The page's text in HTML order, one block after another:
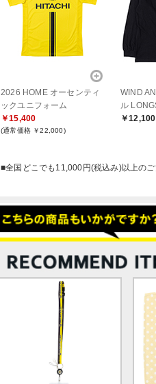
2026 HOME オーセンティ
ックユニフォーム
￥15,400
(通常価格 ￥22,000)
WIND
ル
￥12,100
■全国どこでも11,000円(税込み)以上のご